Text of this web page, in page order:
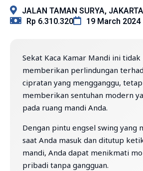
JALAN TAMAN SURYA,
Rp 6.310.320
19 March 2024
Sekat Kaca Kamar Mandi ini tidak
memberikan perlindungan
cipratan yang mengganggu,
memberikan sentuhan modern
pada ruang mandi Anda.
Dengan pintu engsel swing yang
saat Anda masuk dan ditutup
mandi, Anda dapat menikmati
pribadi tanpa gangguan.